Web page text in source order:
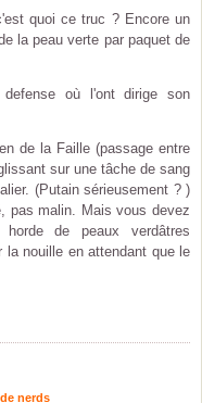
quoi ce truc ? Encore un
la peau verte par paquet de
où l'ont dirige son
de la Faille (passage entre
sur une tâche de sang
(Putain sérieusement ? )
pas malin. Mais vous devez
de peaux verdâtres
nouille en attendant que le
nerds